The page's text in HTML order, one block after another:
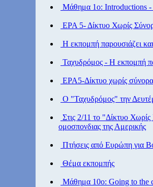
Μάθημα 1ο: Introductions -
ΕΡΑ 5- Δίκτυο Χωρίς
Η εκπομπή παρουσιάζει
Ταχυδρόμος - Η εκπομπή
ΕΡΑ5-Δίκτυο χωρίς σύνορα
Ο "Ταχυδρόμος" την
Στις 2/11 το "Δίκτυο
ομοσπονδιας της Αμερικής
Πτήσεις από Eυρώπη για
Θέμα εκπομπής
Μάθημα 10ο: Going to the